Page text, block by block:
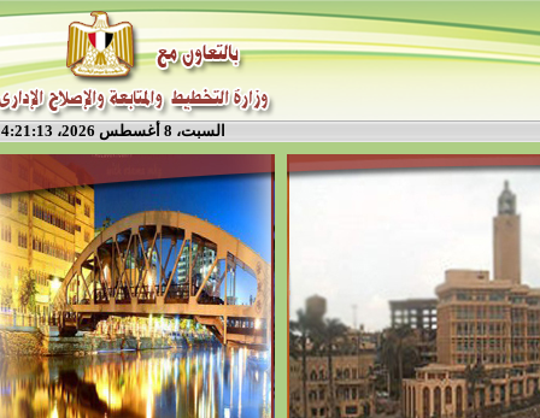
السبت، 8 أغسطس 2026، 4:21:14 م